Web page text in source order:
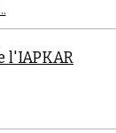
l'IAPKAR